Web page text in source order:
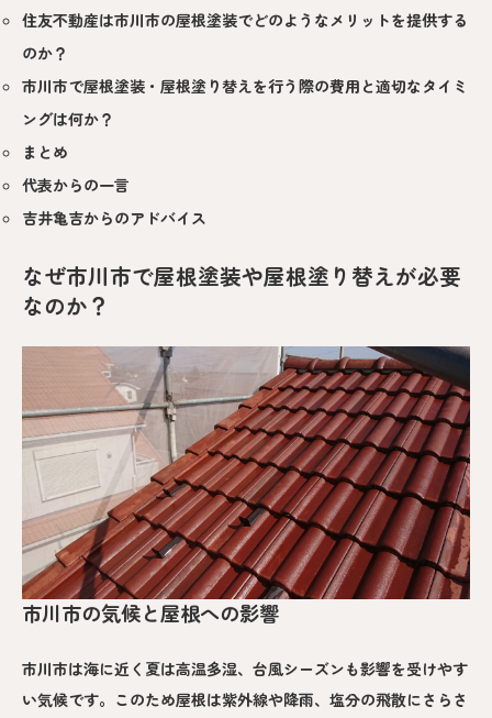
住友不動産は市川市の屋根塗装でどのようなメリットを提供する
のか？
市川市で屋根塗装・屋根塗り替えを行う際の費用と適切なタイミ
ングは何か？
まとめ
代表からの一言
吉井亀吉からのアドバイス
なぜ市川市で屋根塗装や屋根塗り替えが必要
なのか？
市川市の気候と屋根への影響
市川市は海に近く夏は高温多湿、台風シーズンも影響を受けやす
い気候です。このため屋根は紫外線や降雨、塩分の飛散にさらさ